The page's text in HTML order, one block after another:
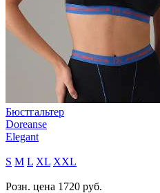
Бюстгальтер
Doreanse
Elegant
S M L XL XXL
Розн. цена 1720 руб.